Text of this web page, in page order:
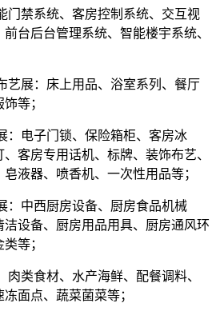
禁系统、客房控制系统、交互视
台后台管理系统、智能楼宇系统、
展：床上用品、浴室系列、餐厅
等；
电子门锁、保险箱柜、客房冰
客房专用话机、标牌、装饰布艺、
液器、喷香机、一次性用品等；
中西厨房设备、厨房食品机械
设备、厨房用品用具、厨房通风环
等；
食材、水产海鲜、配餐调料、
面点、蔬菜菌菜等；